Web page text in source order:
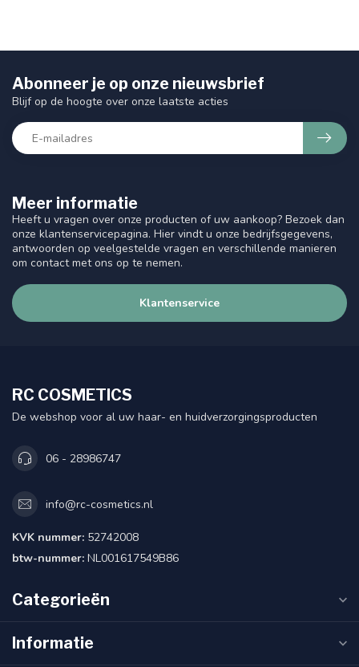
Meer informatie
Heeft u vragen over onze producten of uw aankoop? Bezoek dan
onze klantenservicepagina. Hier vindt u onze bedrijfsgegevens,
antwoorden op veelgestelde vragen en verschillende manieren
om contact met ons op te nemen.
Klantenservice
Abonneer je op onze nieuwsbrief
Blijf op de hoogte over onze laatste acties
RC COSMETICS
De webshop voor al uw haar- en huidverzorgingsproducten
06 - 28986747
info@rc-cosmetics.nl
KVK nummer: 52742008
btw-nummer: NL001617549B86
Categorieën
Informatie